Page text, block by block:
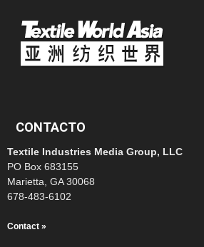
CONTACTO
Textile Industries Media Group, LLC
PO Box 683155
Marietta, GA 30068
678-483-6102
Contact »